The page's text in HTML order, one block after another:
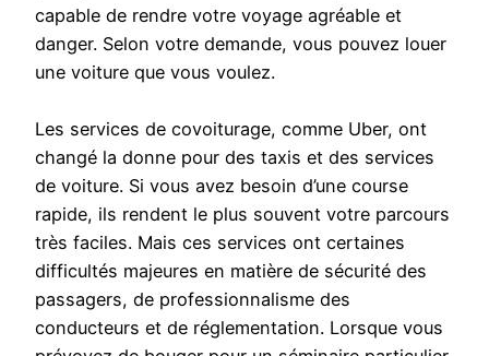
capable de rendre votre voyage agréable et
danger. Selon votre demande, vous pouvez louer
une voiture que vous voulez.
Les services de covoiturage, comme Uber, ont
changé la donne pour des taxis et des services
de voiture. Si vous avez besoin d’une course
rapide, ils rendent le plus souvent votre parcours
très faciles. Mais ces services ont certaines
difficultés majeures en matière de sécurité des
passagers, de professionnalisme des
conducteurs et de réglementation. Lorsque vous